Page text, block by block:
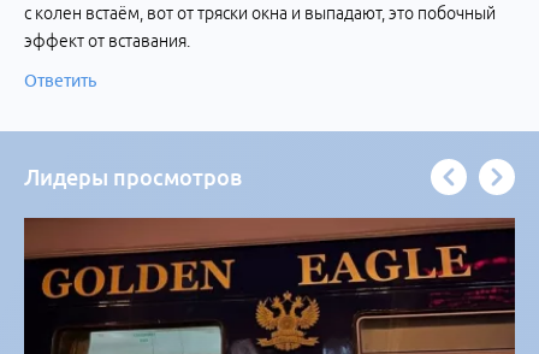
с колен встаём, вот от тряски окна и выпадают, это побочный
эффект от вставания.
Ответить
Лидеры просмотров